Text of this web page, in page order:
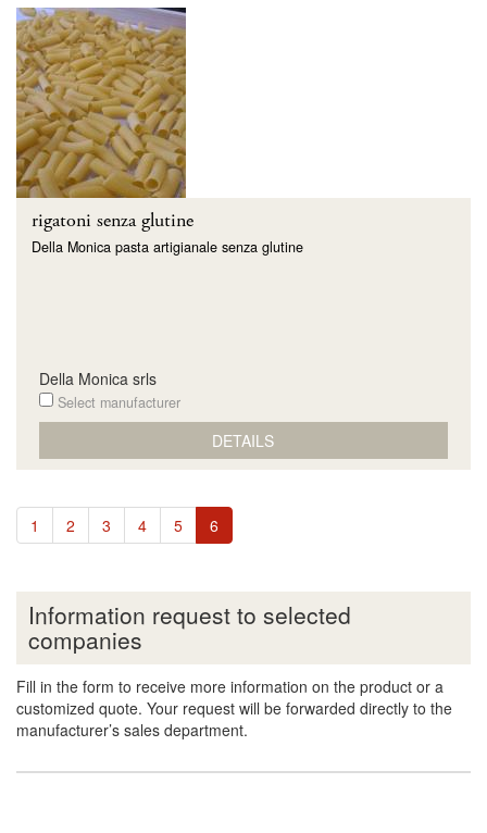
rigatoni senza glutine
Della Monica pasta artigianale senza glutine
Della Monica srls
Select manufacturer
DETAILS
1 2 3 4 5 6
Information request to selected
companies
Fill in the form to receive more information on the product or a
customized quote. Your request will be forwarded directly to the
manufacturer’s sales department.